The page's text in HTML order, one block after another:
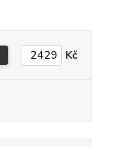
Kč